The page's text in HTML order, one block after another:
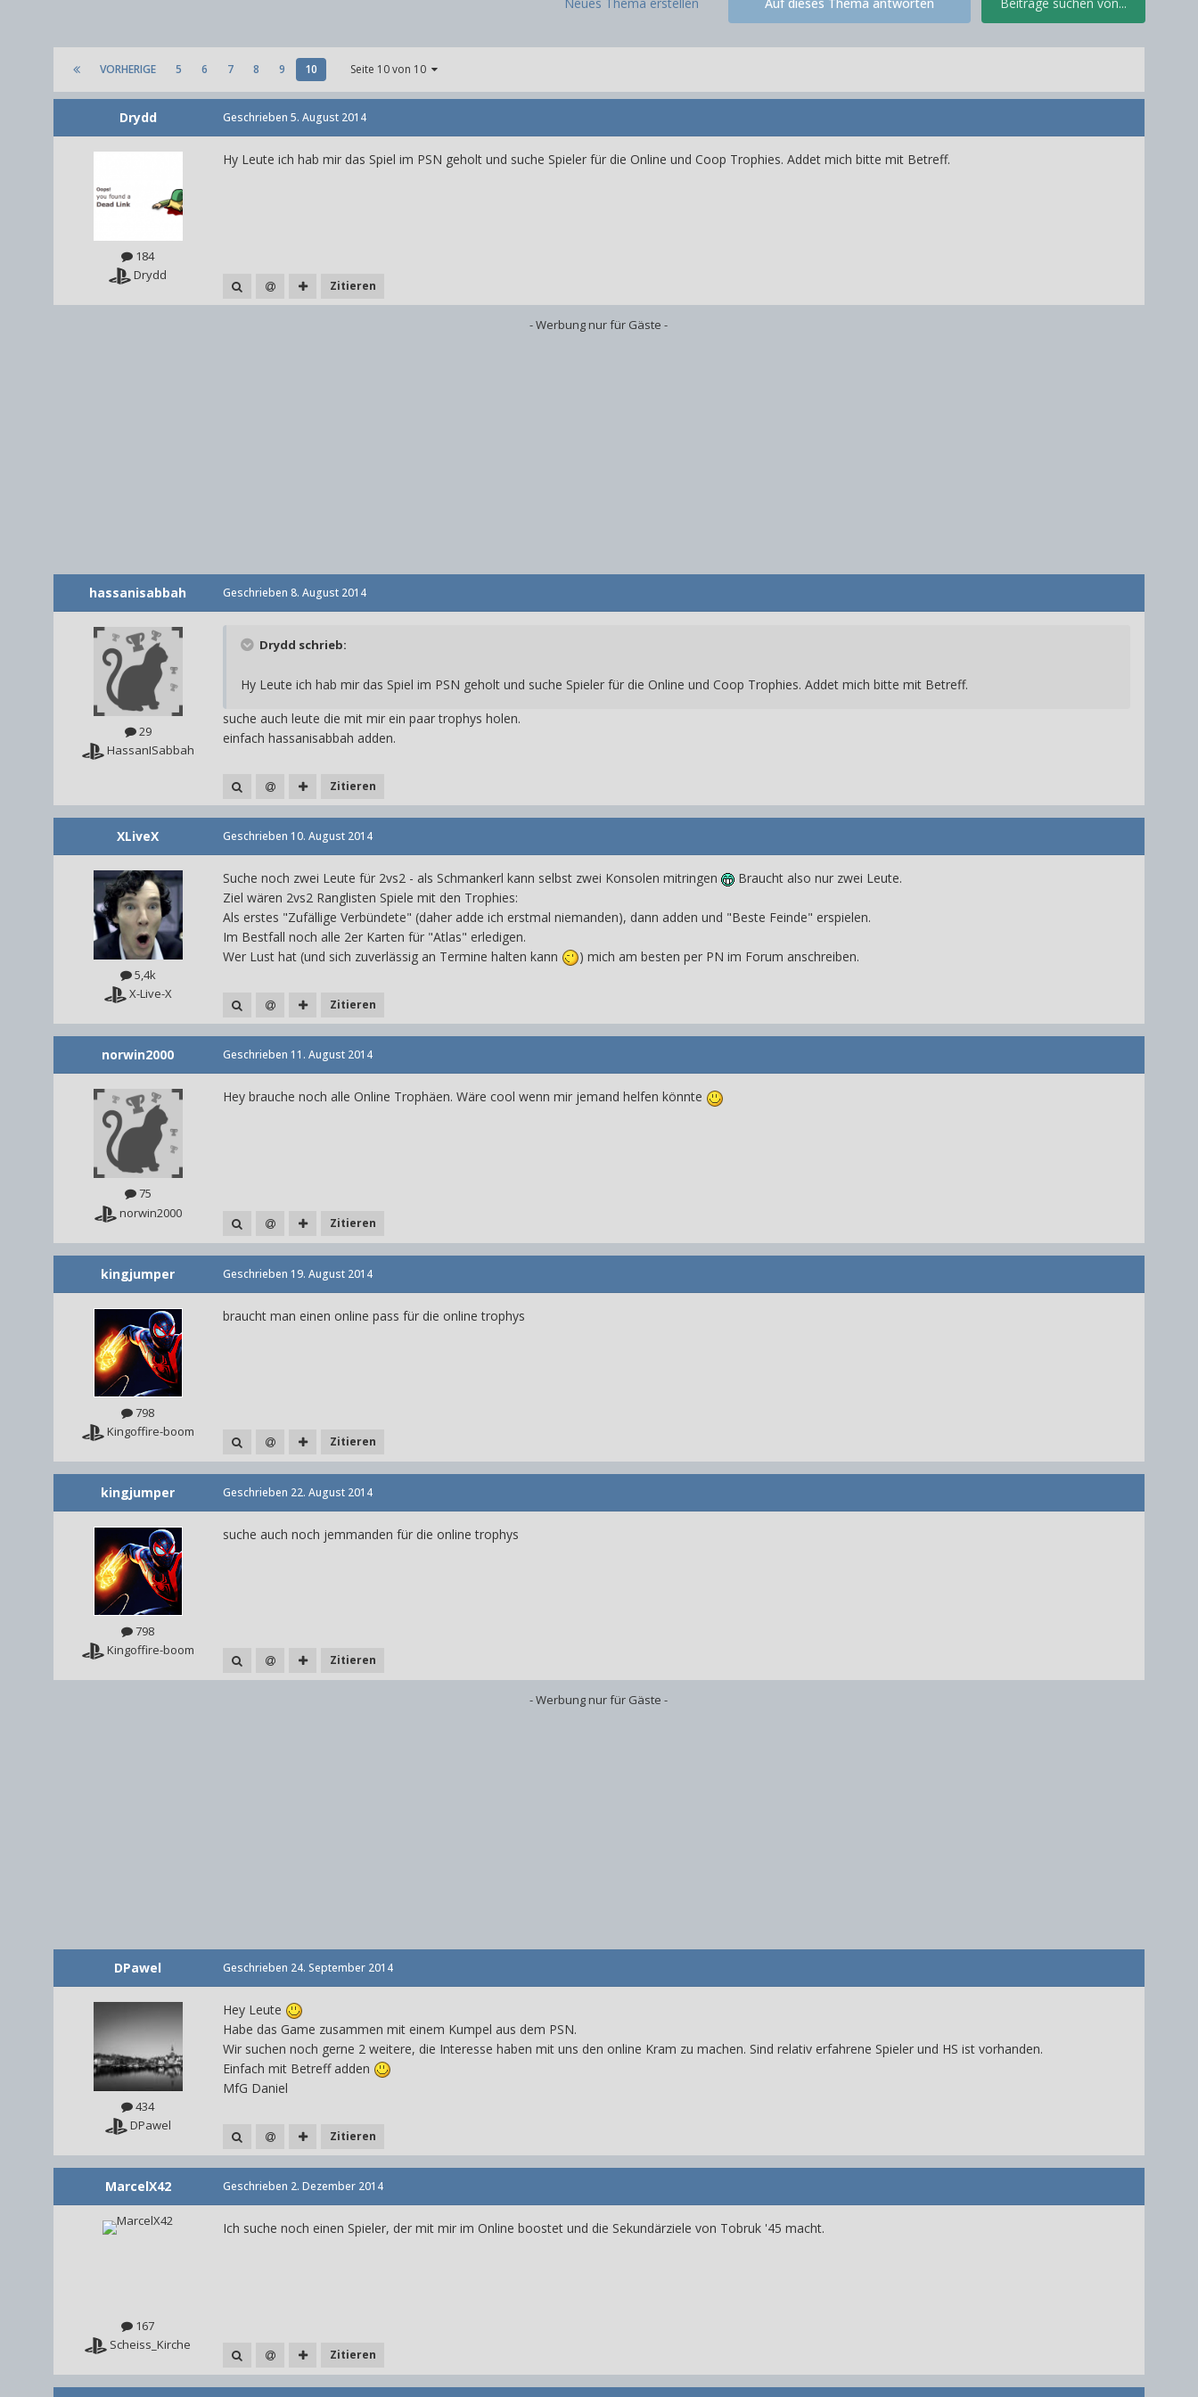
VORHERIGE 5 6 7 8 9 10 Seite 10 von 10
Drydd
184
Drydd
Geschrieben 5. August 2014
Hy Leute ich hab mir das Spiel im PSN geholt und suche Spieler für die Online und Coop Trophies. Addet mich bitte mit Betreff.
Zitieren
- Werbung nur für Gäste -
hassanisabbah
29
HassanISabbah
Geschrieben 8. August 2014
Drydd schrieb:
Hy Leute ich hab mir das Spiel im PSN geholt und suche Spieler für die Online und Coop Trophies. Addet mich bitte mit Betreff.
suche auch leute die mit mir ein paar trophys holen.
einfach hassanisabbah adden.
Zitieren
XLiveX
5,4k
X-Live-X
Geschrieben 10. August 2014
Suche noch zwei Leute für 2vs2 - als Schmankerl kann selbst zwei Konsolen mitringen
Braucht also nur zwei Leute.
Ziel wären 2vs2 Ranglisten Spiele mit den Trophies:
Als erstes "Zufällige Verbündete" (daher adde ich erstmal niemanden), dann adden und "Beste Feinde" erspielen.
Im Bestfall noch alle 2er Karten für "Atlas" erledigen.
Wer Lust hat (und sich zuverlässig an Termine halten kann
) mich am besten per PN im Forum anschreiben.
Zitieren
norwin2000
75
norwin2000
Geschrieben 11. August 2014
Hey brauche noch alle Online Trophäen. Wäre cool wenn mir jemand helfen könnte
Zitieren
kingjumper
798
Kingoffire-boom
Geschrieben 19. August 2014
braucht man einen online pass für die online trophys
Zitieren
kingjumper
798
Kingoffire-boom
Geschrieben 22. August 2014
suche auch noch jemmanden für die online trophys
Zitieren
- Werbung nur für Gäste -
DPawel
434
DPawel
Geschrieben 24. September 2014
Hey Leute
Habe das Game zusammen mit einem Kumpel aus dem PSN.
Wir suchen noch gerne 2 weitere, die Interesse haben mit uns den online Kram zu machen. Sind relativ erfahrene Spieler und HS ist vorhanden.
Einfach mit Betreff adden
MfG Daniel
Zitieren
MarcelX42
167
Scheiss_Kirche
Geschrieben 2. Dezember 2014
Ich suche noch einen Spieler, der mit mir im Online boostet und die Sekundärziele von Tobruk '45 macht.
Zitieren